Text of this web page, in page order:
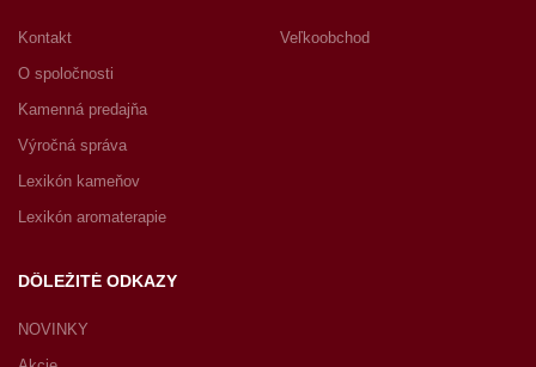
Kontakt
O spoločnosti
Kamenná predajňa
Výročná správa
Lexikón kameňov
Lexikón aromaterapie
Veľkoobchod
DÔLEŽITÉ ODKAZY
NOVINKY